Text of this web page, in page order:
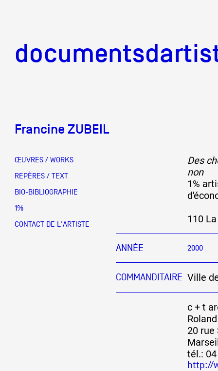
Partenaires
Crédits
Documentation
Francine ZUBEIL
ŒUVRES / WORKS
REPÈRES / TEXT
BIO-BIBLIOGRAPHIE
1%
CONTACT DE L'ARTISTE
Des
non
1%
110
ANNÉE 2000
COMMANDITAIRE Ville
c + t
20 rue
tél.:
http://